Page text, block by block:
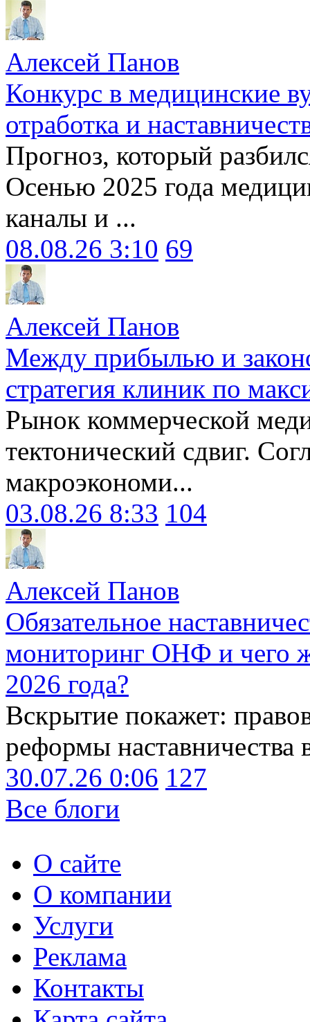
Алексей Панов
Конкурс в медицинские
отработка и
Прогноз, который
Осенью 2025 года
каналы и ...
08.08.26 3:10 69
Алексей Панов
Между прибылью и
стратегия клиник по
Рынок коммерческой
тектонический сдвиг.
макроэкономи...
03.08.26 8:33 104
Алексей Панов
Обязательное
мониторинг ОНФ и чего
2026 года?
Вскрытие покажет:
реформы наставничества
30.07.26 0:06 127
Все блоги
О сайте
О компании
Услуги
Реклама
Контакты